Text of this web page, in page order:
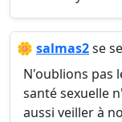
🌼 salmas2se
N'oublions pas
santé sexuelle
aussi veiller à